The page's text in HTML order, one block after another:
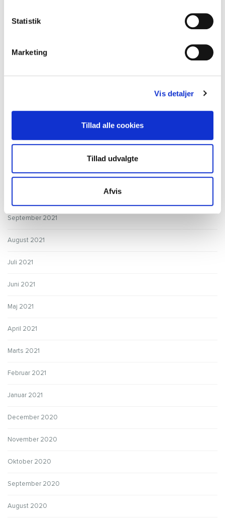
Statistik
Marketing
Vis detaljer
Tillad alle cookies
Tillad udvalgte
Afvis
Juli 2022
December 2021
September 2021
August 2021
Juli 2021
Juni 2021
Maj 2021
April 2021
Marts 2021
Februar 2021
Januar 2021
December 2020
November 2020
Oktober 2020
September 2020
August 2020